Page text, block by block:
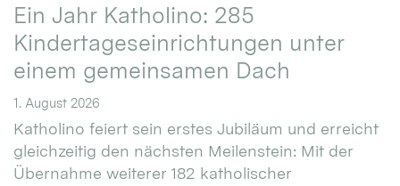
Ein Jahr Katholino: 285
Kindertageseinrichtungen unter
einem gemeinsamen Dach
1. August 2026
Katholino feiert sein erstes Jubiläum und erreicht
gleichzeitig den nächsten Meilenstein: Mit der
Übernahme weiterer 182 katholischer